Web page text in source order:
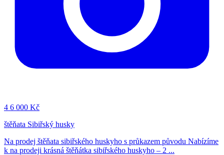
4 6 000 Kč
štěňata Sibiřský husky
Na prodej štěňata sibiřského huskyho s průkazem původu Nabízíme
k na prodeji krásná štěňátka sibiřského huskyho – 2 ...